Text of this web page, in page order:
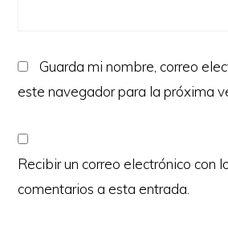
Guarda mi nombre, correo
este navegador para la próxima
Recibir un correo electrónico con
comentarios a esta entrada.